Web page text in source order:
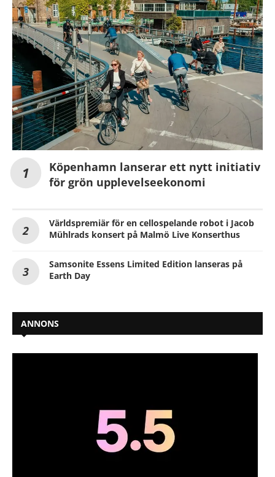
Köpenhamn lanserar ett nytt initiativ
för grön upplevelseekonomi
Världspremiär för en cellospelande robot i Jacob
Mühlrads konsert på Malmö Live Konserthus
Samsonite Essens Limited Edition lanseras på
Earth Day
ANNONS